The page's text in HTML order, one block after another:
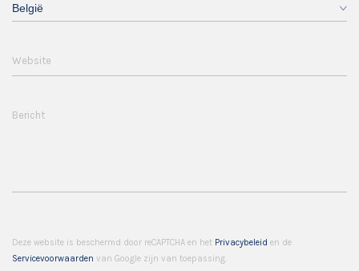
België
Website
Bericht
Deze website is beschermd door reCAPTCHA en het Privacybeleid en de
Servicevoorwaarden van Google zijn van toepassing.